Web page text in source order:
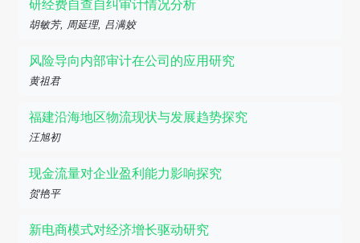
研经费自查自纠审计情况分析
胡敏芳, 周延理, 吕满姣
风险导向内部审计在公司的应用研究
黄祖君
福建沿海地区物流现状与发展趋势探究
汪旭初
现金流量对企业盈利能力影响探究
贺艳平
新电商模式对经济增长驱动研究